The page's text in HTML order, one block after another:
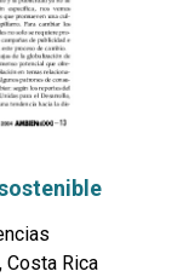
Costa Rica